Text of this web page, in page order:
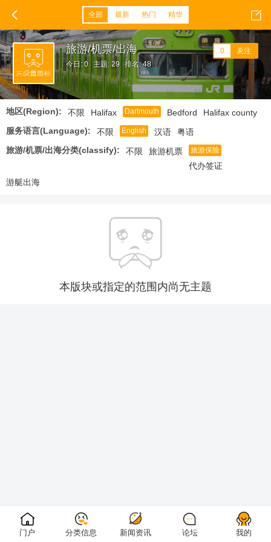
全部 最新 热门 精华
旅游/机票/出海
今日: 0 主题: 29 排名: 48
0 关注
门户 分类信息 新闻资讯 论坛 我的
地区(Region): 不限 Halifax Dartmouth Bedford
Halifax county
服务语言(Language):
不限 English 汉语
粤语
旅游/机票/出海分类(classify):
不限 旅游机票 旅游保险
代办签证
游艇出海
本版块或指定的范围内尚无主题